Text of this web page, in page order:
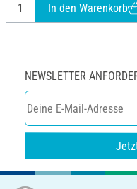
In den Warenkorb
NEWSLETTER